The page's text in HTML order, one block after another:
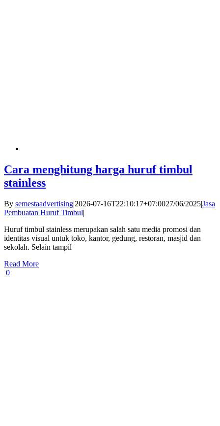
Cara menghitung harga huruf timbul
stainless
By semestaadvertising|2026-07-16T22:10:17+07:0027/06/2025|Jasa
Pembuatan Huruf Timbul|
Huruf timbul stainless merupakan salah satu media promosi dan
identitas visual untuk toko, kantor, gedung, restoran, masjid dan
sekolah. Selain tampil
Read More
0